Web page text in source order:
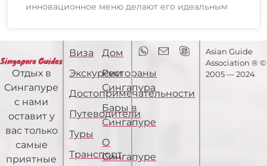
инновационное меню делают его идеальным
Отдых в
Сингапуре
с нами
оставит у
вас только
самые
приятные
Виза
Экскурсии
Достопримечательности
Путеводители
Туры
Транспорт
Дом
Рестораны
Сингапура
Бары в
Сингапуре
О
Сингапуре
Asian Guide
Association ® ©
2005 — 2024